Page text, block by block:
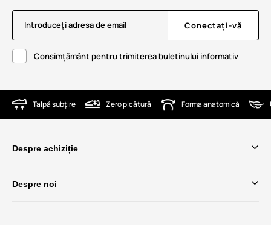
Introduceți adresa de email Conectați-vă
Consimțământ pentru trimiterea buletinului informativ
Talpă subțire Zero picătură Forma anatomică
Despre achiziție
Despre noi